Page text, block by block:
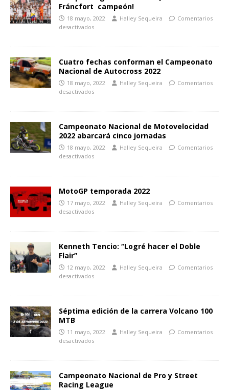
Fráncfort campeón!
18 mayo, 2022 Halley Sequeira
Comentarios
desactivados
Cuatro fechas conforman el Campeonato
Nacional de Autocross 2022
18 mayo, 2022 Halley Sequeira
Comentarios
desactivados
Campeonato Nacional de Motovelocidad
2022 abarcará cinco jornadas
18 mayo, 2022 Halley Sequeira
Comentarios
desactivados
MotoGP temporada 2022
17 mayo, 2022 Halley Sequeira
Comentarios
desactivados
Kenneth Tencio: “Logré hacer el Doble
Flair”
12 mayo, 2022 Halley Sequeira
Comentarios
desactivados
Séptima edición de la carrera Volcano 100
MTB
11 mayo, 2022 Halley Sequeira
Comentarios
desactivados
Campeonato Nacional de Pro y Street
Racing League